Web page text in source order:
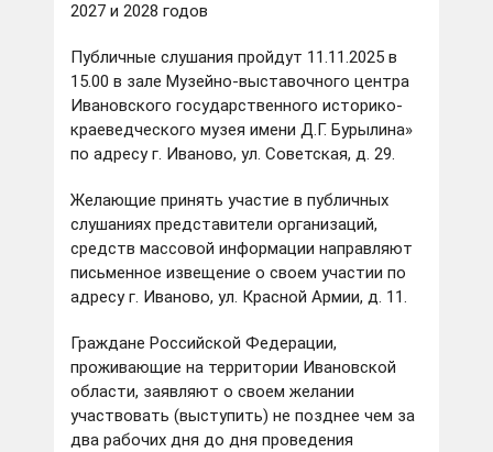
2027 и 2028 годов
Публичные слушания пройдут 11.11.2025 в
15.00 в зале Музейно-выставочного центра
Ивановского государственного историко-
краеведческого музея имени Д.Г. Бурылина»
по адресу г. Иваново, ул. Советская, д. 29.
Желающие принять участие в публичных
слушаниях представители организаций,
средств массовой информации направляют
письменное извещение о своем участии по
адресу г. Иваново, ул. Красной Армии, д. 11.
Граждане Российской Федерации,
проживающие на территории Ивановской
области, заявляют о своем желании
участвовать (выступить) не позднее чем за
два рабочих дня до дня проведения